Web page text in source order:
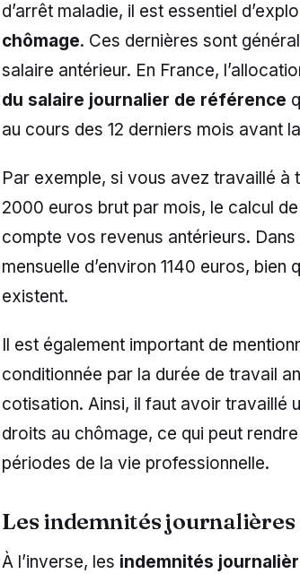
d’arrêt maladie, il est essentiel
chômage. Ces dernières sont
salaire antérieur. En France,
du salaire journalier de référence
au cours des 12 derniers mois avant
Par exemple, si vous avez travaillé à
2000 euros brut par mois, le calcul
compte vos revenus antérieurs.
mensuelle d’environ 1140 euros,
existent.
Il est également important de
conditionnée par la durée de travail
cotisation. Ainsi, il faut avoir travaillé
droits au chômage, ce qui peut
périodes de la vie professionnelle.
Les indemnités journalières
À l’inverse, les indemnités